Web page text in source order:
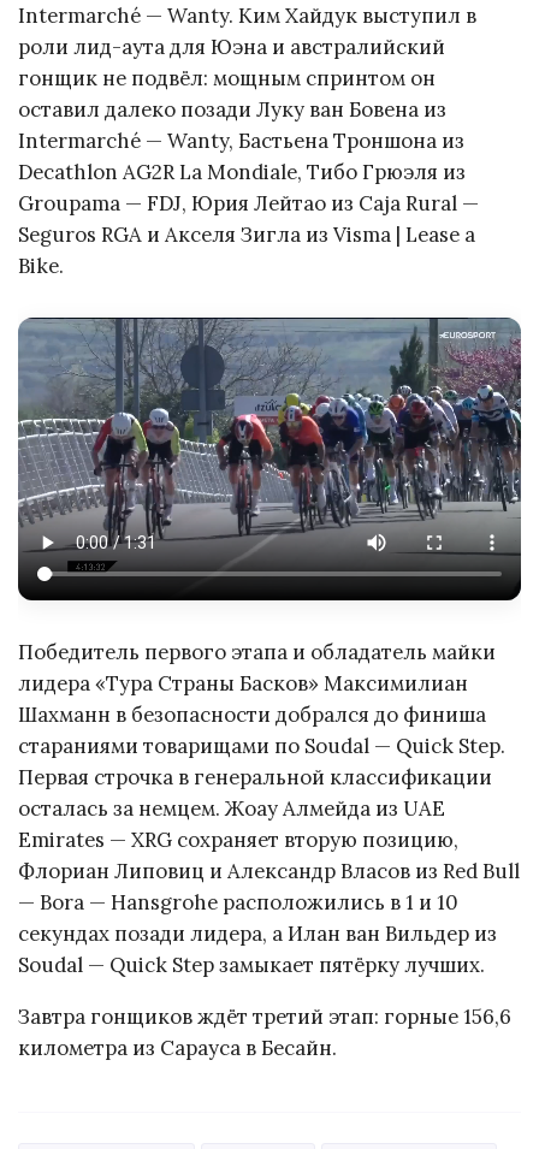
Intermarché — Wanty. Ким Хайдук выступил в
роли лид-аута для Юэна и австралийский
гонщик не подвёл: мощным спринтом он
оставил далеко позади Луку ван Бовена из
Intermarché — Wanty, Бастьена Троншона из
Decathlon AG2R La Mondiale, Тибо Грюэля из
Groupama — FDJ, Юрия Лейтао из Caja Rural —
Seguros RGA и Акселя Зигла из Visma | Lease a
Bike.
Победитель первого этапа и обладатель майки
лидера «Тура Страны Басков» Максимилиан
Шахманн в безопасности добрался до финиша
стараниями товарищами по Soudal — Quick Step.
Первая строчка в генеральной классификации
осталась за немцем. Жоау Алмейда из UAE
Emirates — XRG сохраняет вторую позицию,
Флориан Липовиц и Александр Власов из Red Bull
— Bora — Hansgrohe расположились в 1 и 10
секундах позади лидера, а Илан ван Вильдер из
Soudal — Quick Step замыкает пятёрку лучших.
Завтра гонщиков ждёт третий этап: горные 156,6
километра из Сарауса в Бесайн.